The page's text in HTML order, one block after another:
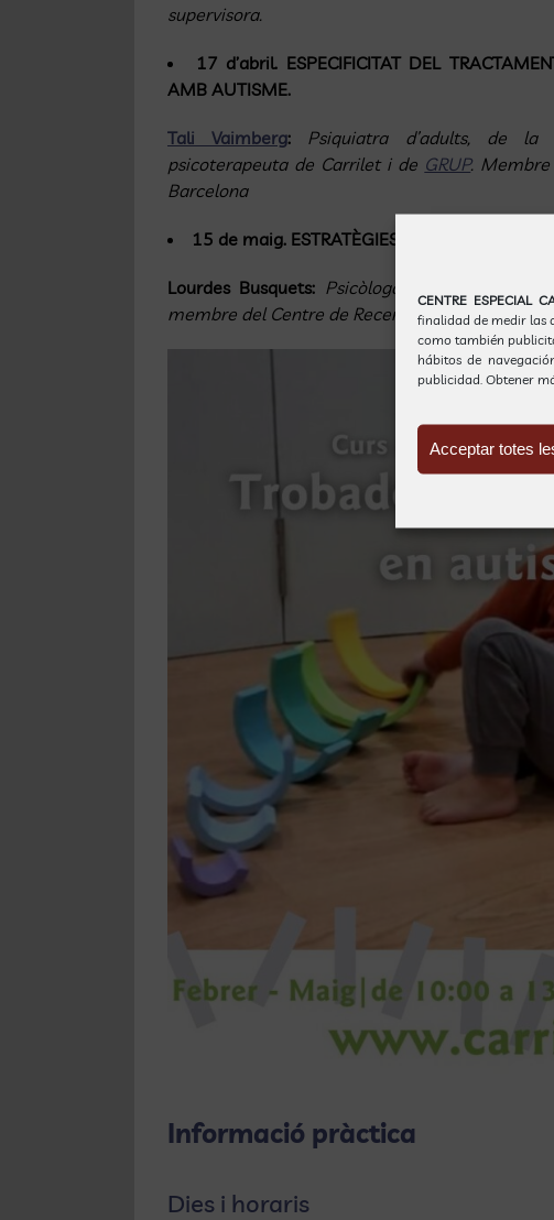
CENTRE ESPECIAL
finalidad de medir las
como también
hábitos de
publicidad. Obtener
Acceptar totes
supervisora.
17 d’abril. ESPECIFICITAT DEL
AMB AUTISME.
Tali Vaimberg: Psiquiatra d’adults, de
psicoterapeuta de Carrilet i de GRUP.
Barcelona
15 de maig. ESTRATÈGIES D’INTERVENCIÓ
Lourdes Busquets: Psicòloga sanitària i
membre del Centre de Recerca i Formació
Informació pràctica
Dies i horaris